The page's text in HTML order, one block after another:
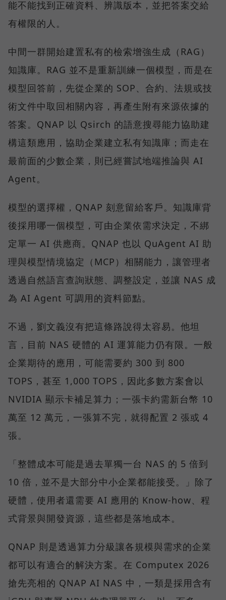
能不能找到正確資料、辨識版本，並把答案交給
有權限的人。
中間一群開始建置私有的檢索增強生成（RAG）
知識庫。RAG 並不是重新訓練一個模型，而是在
模型回答前，先從企業的 SOP、合約、法規或技
術文件中取回相關內容，再產生附有來源依據的
答案。QNAP 以 Qsirch 的語意搜尋能力協助建
構這類應用，協助企業建立私有知識庫；而走在
最前面的少數企業，則已經嘗試地端推論與 AI
Agent。
模型的選擇權，QNAP 刻意留給客戶。知識庫背
後採用哪一個模型，可由企業依需求決定，不綁
定單一 AI 供應商。QNAP 也以 QuAgent AI 助
理與模型情境協定（MCP）相關能力，讓管理者
透過自然語言查詢狀態、調整設定，並讓 NAS 成
為 AI Agent 可調用的資料節點。
不過，劉文義沒有把這條路說得太容易。他坦
言，目前 NAS 硬體的 AI 運算能力仍有限。一般
企業期待的應用，可能需要約 300 到 800
TOPS，甚至 1,000 TOPS，因此多數方案會以
NVIDIA 顯示卡補足算力；一張卡約需新台幣 10
萬至 12 萬元，一張算不完，就得配置 2 張或 4
張。
「整體成本可能是過去單獨一台 NAS 的 5 倍到
10 倍，並不是大部分中小企業都能接受。」除了
硬體，使用者還需要 AI 應用的 Know-how、程
式背景與開發資源，這些都是落地成本。
QNAP 則是透過算力分級讓各規模與需求的企業
都可以有適合的解決方案。在 Computex 2026
搶先亮相的 QNAP AI NAS 中，一類是採用含有